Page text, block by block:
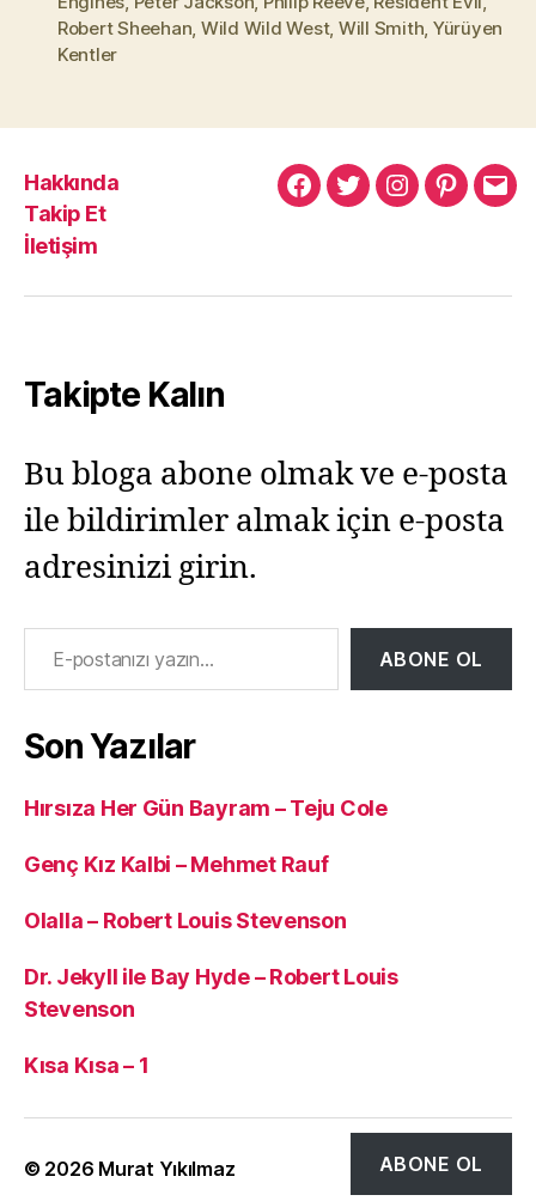
Robert Sheehan, Wild Wild West, Will Smith, Yürüyen
Kentler
Hakkında
Takip Et
İletişim
MuratMuratMuratPinterest
Takipte Kalın
Bu bloga abone olmak ve e-posta
ile bildirimler almak için e-posta
adresinizi girin.
E-postanızı yazın…
ABONE OL
Son Yazılar
Hırsıza Her Gün Bayram – Teju Cole
Genç Kız Kalbi – Mehmet Rauf
Olalla – Robert Louis Stevenson
Dr. Jekyll ile Bay Hyde – Robert Louis
Stevenson
Kısa Kısa – 1
© 2026 Murat Yıkılmaz Yukarı
ABONE OL